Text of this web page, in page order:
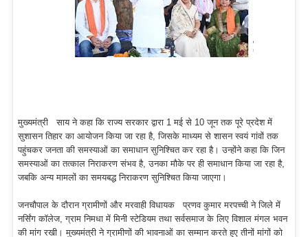
मुख्यमंत्री साय ने कहा कि राज्य सरकार द्वारा 1 मई से 10 जून तक पूरे प्रदेश में
सुशासन तिहार का आयोजन किया जा रहा है, जिसके माध्यम से शासन स्वयं गांवों तक
पहुंचकर जनता की समस्याओं का समाधान सुनिश्चित कर रहा है। उन्होंने कहा कि जिन
समस्याओं का तत्काल निराकरण संभव है, उनका मौके पर ही समाधान किया जा रहा है,
जबकि अन्य मामलों का समयबद्ध निराकरण सुनिश्चित किया जाएगा।
जनचौपाल के दौरान ग्रामीणों और मरवाही विधायक प्रणव कुमार मरपच्ची ने जिले में
नर्सिंग कॉलेज, ग्राम निमधा में मिनी स्टेडियम तथा सर्वसमाज के लिए विशाल मंगल भवन
की मांग रखी। मुख्यमंत्री ने ग्रामीणों की भावनाओं का सम्मान करते हुए तीनों मांगों को